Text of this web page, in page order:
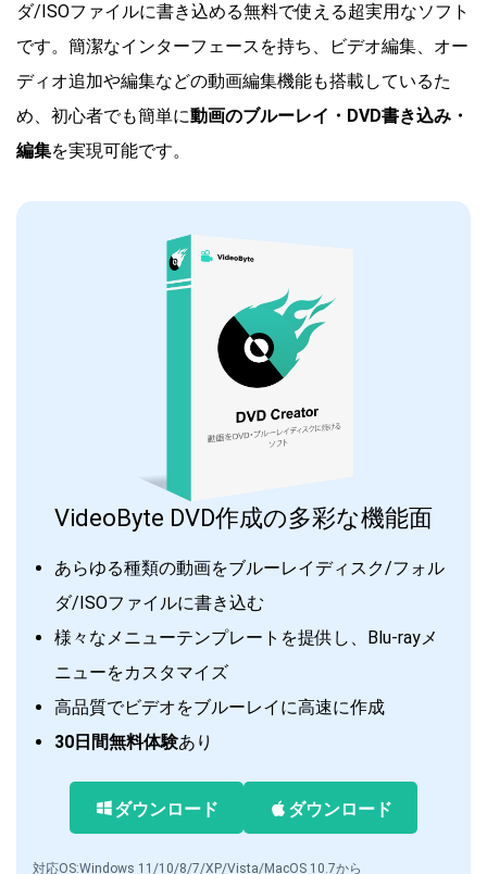
ダ/ISOファイルに書き込める無料で使える超実用なソフト
です。簡潔なインターフェースを持ち、ビデオ編集、オー
ディオ追加や編集などの動画編集機能も搭載しているた
め、初心者でも簡単に動画のブルーレイ・DVD書き込み・
編集を実現可能です。
VideoByte DVD作成の多彩な機能面
あらゆる種類の動画をブルーレイディスク/フォル
ダ/ISOファイルに書き込む
様々なメニューテンプレートを提供し、Blu-rayメ
ニューをカスタマイズ
高品質でビデオをブルーレイに高速に作成
30日間無料体験あり
ダウンロード ダウンロード
対応OS:Windows 11/10/8/7/XP/Vista/MacOS 10.7から